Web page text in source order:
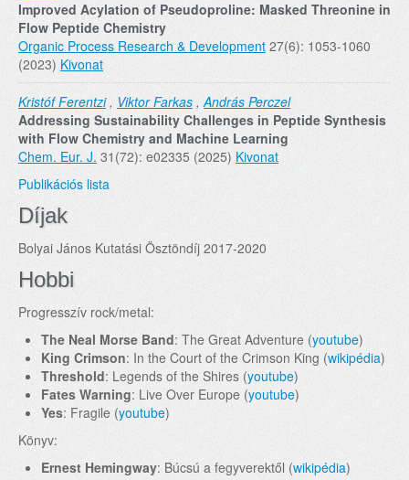
Improved Acylation of Pseudoproline: Masked Threonine in
Flow Peptide Chemistry
Organic Process Research & Development 27(6): 1053-1060
(2023) Kivonat
Kristóf Ferentzi, Viktor Farkas ,András Perczel
Addressing Sustainability Challenges in Peptide Synthesis
with Flow Chemistry and Machine Learning
Chem. Eur. J. 31(72): e02335 (2025) Kivonat
Publikációs lista
Díjak
Bolyai János Kutatási Ösztöndíj 2017-2020
Hobbi
Progresszív rock/metal:
The Neal Morse Band: The Great Adventure (youtube)
King Crimson: In the Court of the Crimson King (wikipédia)
Threshold: Legends of the Shires (youtube)
Fates Warning: Live Over Europe (youtube)
Yes: Fragile (youtube)
Könyv:
Ernest Hemingway: Búcsú a fegyverektől (wikipédia)